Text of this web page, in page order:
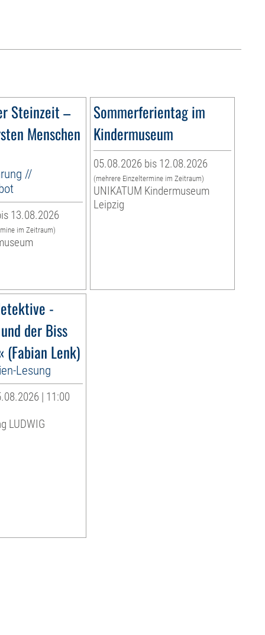
Steinzeit –
Menschen
//
13.08.2026
im Zeitraum)
Sommerferientag im
Kindermuseum
05.08.2026 bis 12.08.2026
(mehrere Einzeltermine im Zeitraum)
UNIKATUM Kindermuseum
Leipzig
-
der Biss
(Fabian Lenk)
Lesung
| 11:00
LUDWIG